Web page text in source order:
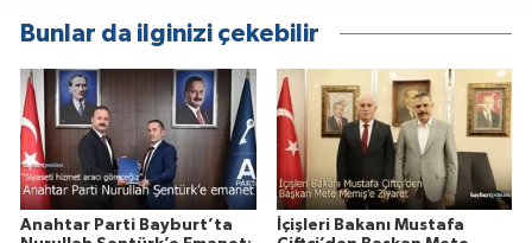
Bunlar da ilginizi çekebilir
Anahtar Parti Bayburt’ta
İçişleri Bakanı Mustafa